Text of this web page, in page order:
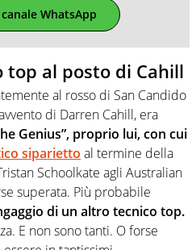
WhatsApp
top al posto di Cahill
al rosso di San Candido
di Darren Cahill, era
Genius”, proprio lui, con cui
siparietto al termine della
Schoolkate agli Australian
superata. Più probabile
di un altro tecnico top.
E non sono tanti. O forse